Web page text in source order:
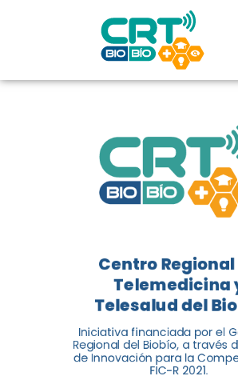
DE CRT
BIOBÍO
El Centro Regional de
Telemedicina y
Biobío presenta el
tres años acercando
digital a los
Centro Regional
Telemedicina
Telesalud del
Iniciativa financiada por el
Regional del Biobío, a través
de Innovación para la
FIC-R 2021.